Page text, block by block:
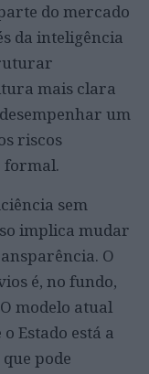
do mercado
da inteligência
mais clara
um
riscos
formal.
sem
implica mudar
O
é, no fundo,
modelo atual
Estado está a
pode